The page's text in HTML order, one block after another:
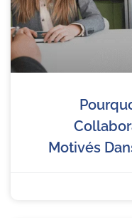
Motivés